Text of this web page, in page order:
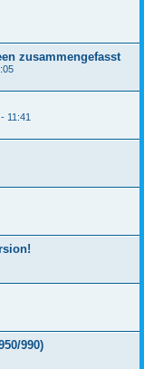
zusammengefasst
11:41
990)